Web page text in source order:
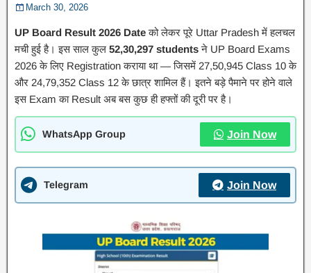
March 30, 2026
UP Board Result 2026 Dateको लेकर पूरे Uttar Pradesh में हलचल
मची हुई है। इस साल कुल 52,30,297 studentsने UP Board Exams
2026 के लिए Registration कराया था — जिसमें 27,50,945 Class 10 के
और 24,79,352 Class 12 के छात्र शामिल हैं। इतने बड़े पैमाने पर होने वाले
इस Exam का Result अब बस कुछ ही हफ्तों की दूरी पर है।
WhatsApp Group Join Now
Telegram Join Now